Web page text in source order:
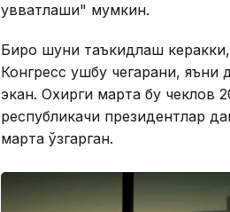
қувватлаши" мумкин.
Бироқ шуни таъкидлаш
Конгресс ушбу чегарани, яъни
экан. Охирги марта бу чеклов
республикачи президентлар
марта ўзгарган.